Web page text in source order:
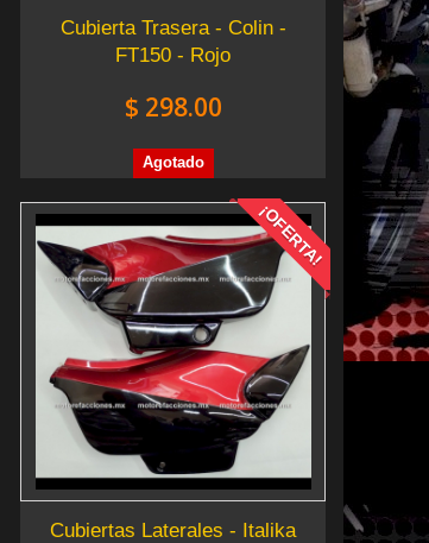
Cubierta Trasera - Colin -
FT150 - Rojo
$ 298.00
Agotado
¡OFERTA!
Cubiertas Laterales - Italika